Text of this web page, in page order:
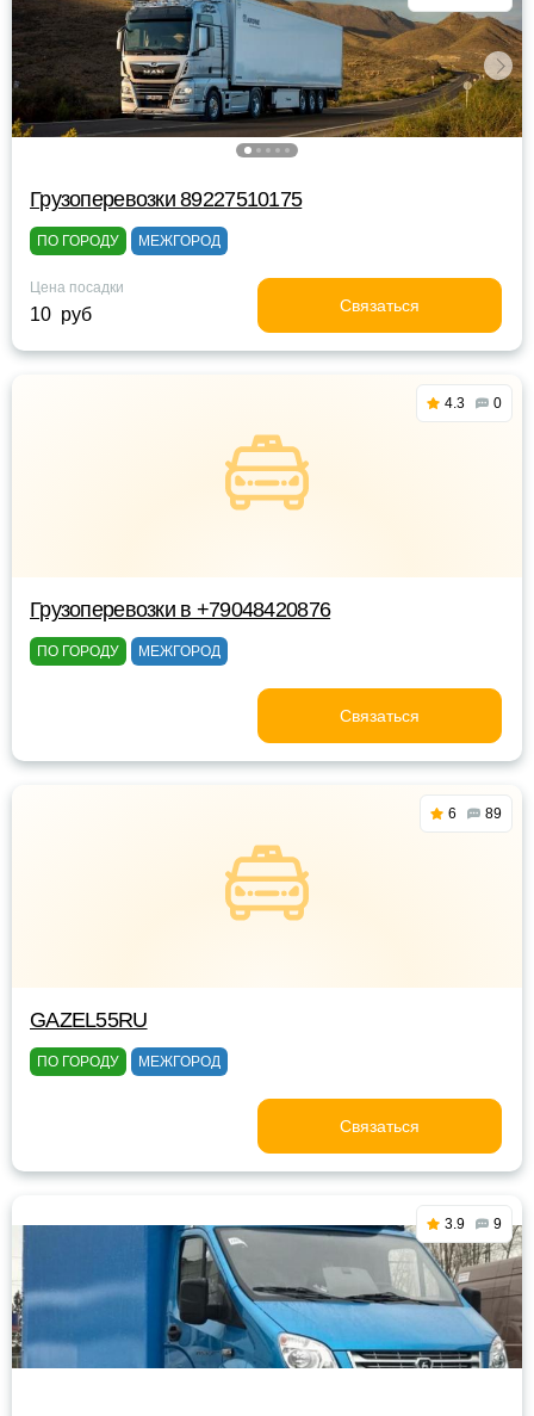
Грузоперевозки 89227510175
ПО ГОРОДУ МЕЖГОРОД
Цена посадки
10 руб Связаться
4.3 0
Грузоперевозки в +79048420876
ПО ГОРОДУ МЕЖГОРОД
Связаться
6 89
GAZEL55RU
ПО ГОРОДУ МЕЖГОРОД
Связаться
3.9 9